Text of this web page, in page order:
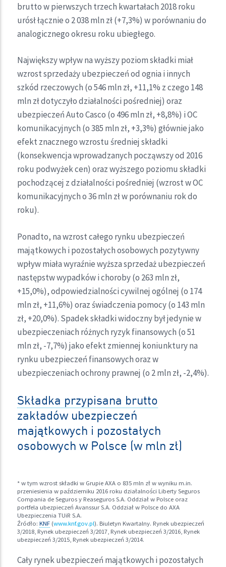
brutto w pierwszych trzech kwartałach 2018 roku
urósł łącznie o 2 038 mln zł (+7,3%) w porównaniu do
analogicznego okresu roku ubiegłego.
Największy wpływ na wyższy poziom składki miał
wzrost sprzedaży ubezpieczeń od ognia i innych
szkód rzeczowych (o 546 mln zł, +11,1% z czego 148
mln zł dotyczyło działalności pośredniej) oraz
ubezpieczeń Auto Casco (o 496 mln zł, +8,8%) i OC
komunikacyjnych (o 385 mln zł, +3,3%) głównie jako
efekt znacznego wzrostu średniej składki
(konsekwencja wprowadzanych począwszy od 2016
roku podwyżek cen) oraz wyższego poziomu składki
pochodzącej z działalności pośredniej (wzrost w OC
komunikacyjnych o 36 mln zł w porównaniu rok do
roku).
Ponadto, na wzrost całego rynku ubezpieczeń
majątkowych i pozostałych osobowych pozytywny
wpływ miała wyraźnie wyższa sprzedaż ubezpieczeń
następstw wypadków i choroby (o 263 mln zł,
+15,0%), odpowiedzialności cywilnej ogólnej (o 174
mln zł, +11,6%) oraz świadczenia pomocy (o 143 mln
zł, +20,0%). Spadek składki widoczny był jedynie w
ubezpieczeniach różnych ryzyk finansowych (o 51
mln zł, -7,7%) jako efekt zmiennej koniunktury na
rynku ubezpieczeń finansowych oraz w
ubezpieczeniach ochrony prawnej (o 2 mln zł, -2,4%).
Składka przypisana brutto
zakładów ubezpieczeń
majątkowych i pozostałych
osobowych w Polsce (w mln zł)
* w tym wzrost składki w Grupie AXA o 835 mln zł w wyniku m.in.
przeniesienia w październiku 2016 roku działalności Liberty Seguros
Compania de Seguros y Reaseguros S.A. Oddział w Polsce oraz
portfela ubezpieczeń Avanssur S.A. Oddział w Polsce do AXA
Ubezpieczenia TUiR S.A.
Źródło: KNF(www.knf.gov.pl). Biuletyn Kwartalny. Rynek ubezpieczeń
3/2018, Rynek ubezpieczeń 3/2017, Rynek ubezpieczeń 3/2016, Rynek
ubezpieczeń 3/2015, Rynek ubezpieczeń 3/2014.
Cały rynek ubezpieczeń majątkowych i pozostałych